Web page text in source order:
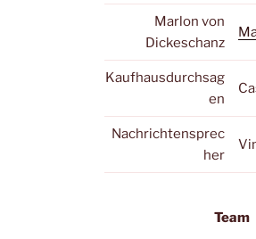
Marlon von
Dickeschanz
Kaufhausdurchsag
en
Nachrichtensprec
her
Team